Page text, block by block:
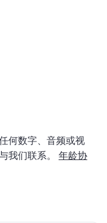
何数字、音频或视
我们联系。 年龄协